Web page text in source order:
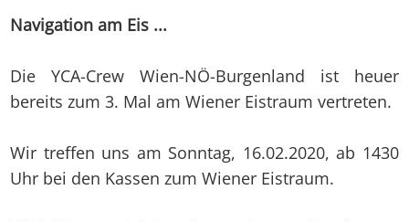
Navigation am Eis ...
Die YCA-Crew Wien-NÖ-Burgenland ist heuer
bereits zum 3. Mal am Wiener Eistraum vertreten.
Wir treffen uns am Sonntag, 16.02.2020, ab 1430
Uhr bei den Kassen zum Wiener Eistraum.